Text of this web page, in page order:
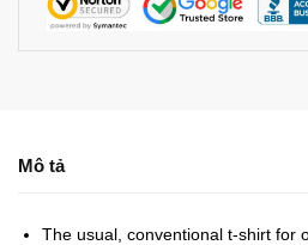
Mô tả
The usual, conventional t-shirt for